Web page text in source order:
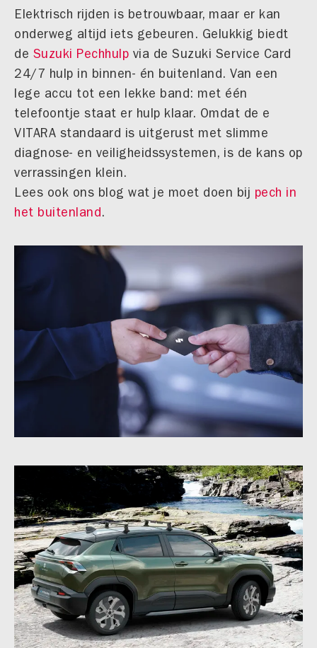
Elektrisch rijden is betrouwbaar, maar er kan
onderweg altijd iets gebeuren. Gelukkig biedt
de Suzuki Pechhulp via de Suzuki Service Card
24/7 hulp in binnen- én buitenland. Van een
lege accu tot een lekke band: met één
telefoontje staat er hulp klaar. Omdat de e
VITARA standaard is uitgerust met slimme
diagnose- en veiligheidssystemen, is de kans op
verrassingen klein.
Lees ook ons blog wat je moet doen bij pech in
het buitenland.